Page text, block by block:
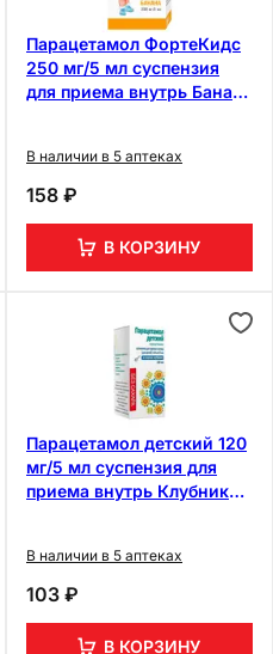
Парацетамол ФортеКидс
250 мг/5 мл суспензия
для приема внутрь Банан
В наличии в 5 аптеках
158 ₽
В КОРЗИНУ
Парацетамол детский 120
мг/5 мл суспензия для
приема внутрь Клубника
В наличии в 5 аптеках
103 ₽
В КОРЗИНУ